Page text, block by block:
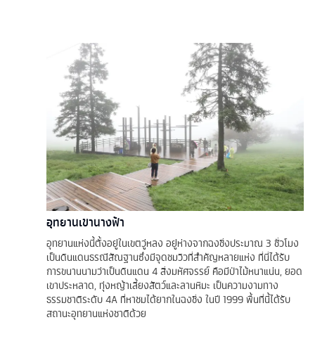
อุทยานเขานางฟ้า
อุทยานแห่งนี้ตั้งอยู่ในเขตวู่หลง อยู่ห่างจากฉงชิ่งประมาณ 3 ชั่วโมง
เป็นดินแดนธรณีสัณฐานซึ่งมีจุดชมวิวที่สำคัญหลายแห่ง ที่นี่ได้รับ
การขนานนามว่าเป็นดินแดน 4 สิ่งมหัศจรรย์ คือมีป่าไม้หนาแน่น, ยอด
เขาประหลาด, ทุ่งหญ้าเลี้ยงสัตว์และลานหิมะ เป็นความงามทาง
ธรรมชาติระดับ 4A ที่หาชมได้ยากในฉงชิ่ง ในปี 1999 พื้นที่นี้ได้รับ
สถานะอุทยานแห่งชาติด้วย